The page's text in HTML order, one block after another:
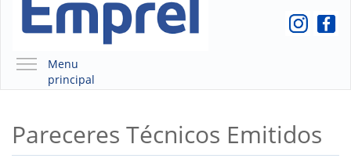
Menu
principal
QUEM SOMOS
O QUE É A EMPREL
Pareceres Técnicos Emitidos